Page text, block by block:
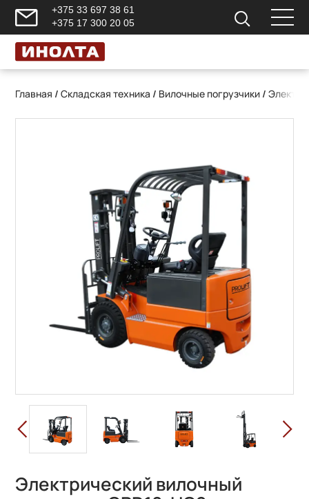
+375 33 697 38 61
+375 17 300 20 05
Главная /Складская техника / Вилочные погрузчики /
Электрический вилочный